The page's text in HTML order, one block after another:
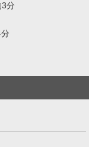
3分